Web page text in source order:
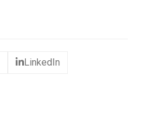
LinkedIn